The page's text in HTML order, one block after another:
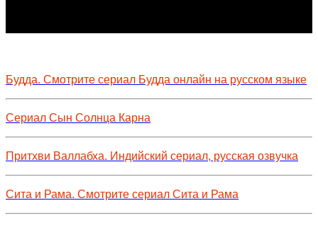
Будда. Смотрите сериал Будда онлайн на русском языке
Сериал Сын Солнца Карна
Притхви Валлабха. Индийский сериал, русская озвучка
Сита и Рама. Смотрите сериал Сита и Рама